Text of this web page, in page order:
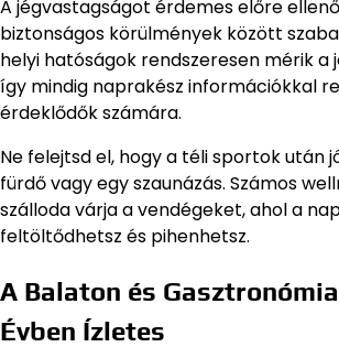
A jégvastagságot érdemes előre
biztonságos körülmények között
helyi hatóságok rendszeresen mérik a
így mindig naprakész információkkal
érdeklődők számára.
Ne felejtsd el, hogy a téli sportok után
fürdő vagy egy szaunázás. Számos
szálloda várja a vendégeket, ahol a
feltöltődhetsz és pihenhetsz.
A Balaton és
Évben Ízletes